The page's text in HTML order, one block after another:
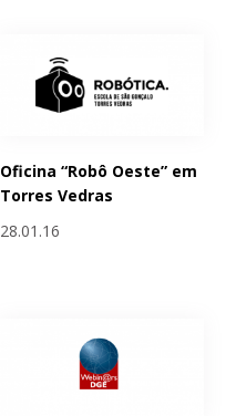
Oficina “Robô Oeste” em
Torres Vedras
28.01.16